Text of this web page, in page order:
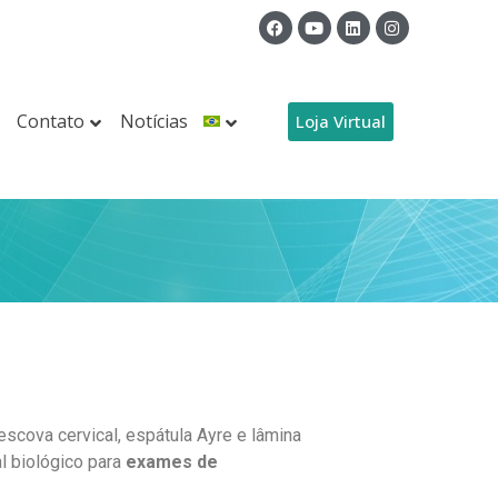
Contato Notícias Loja Virtual
cervical, espátula Ayre e lâmina
biológico para exames de